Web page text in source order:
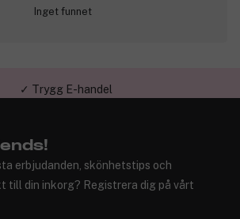
Inget funnet
✓ Trygg E-handel
erbjudanden, skönhetstips och
till din inkorg? Registrera dig på vårt